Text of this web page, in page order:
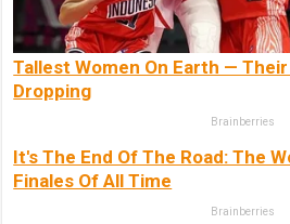
Tallest Women On Earth —
Dropping
Brainberries
It's The End Of The Road: The
Finales Of All Time
Brainberries